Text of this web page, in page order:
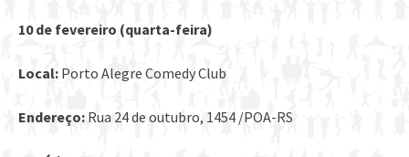
10 de fevereiro (quarta-feira)
Local: Porto Alegre Comedy Club
Endereço: Rua 24 de outubro, 1454 /POA-RS